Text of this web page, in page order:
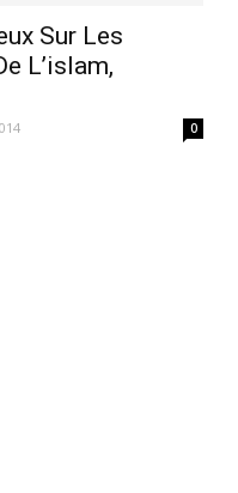
Sur Les
L’islam,
0